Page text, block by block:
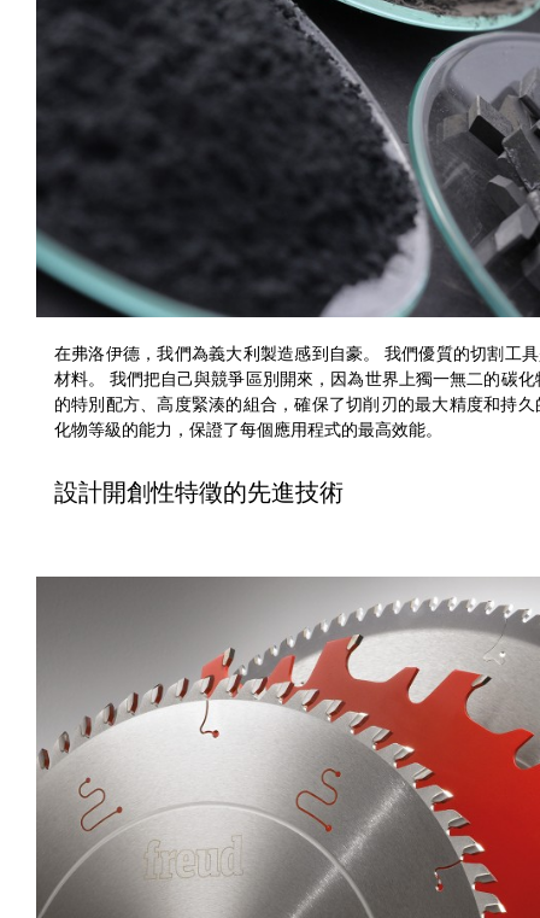
在弗洛伊德，我們為義大利製造感到自豪。 我們優質的切割工
材料。 我們把自己與競爭區別開來，因為世界上獨一無二的碳
的特別配方、高度緊湊的組合，確保了切削刃的最大精度和持
化物等級的能力，保證了每個應用程式的最高效能。
設計開創性特徵的先進技術